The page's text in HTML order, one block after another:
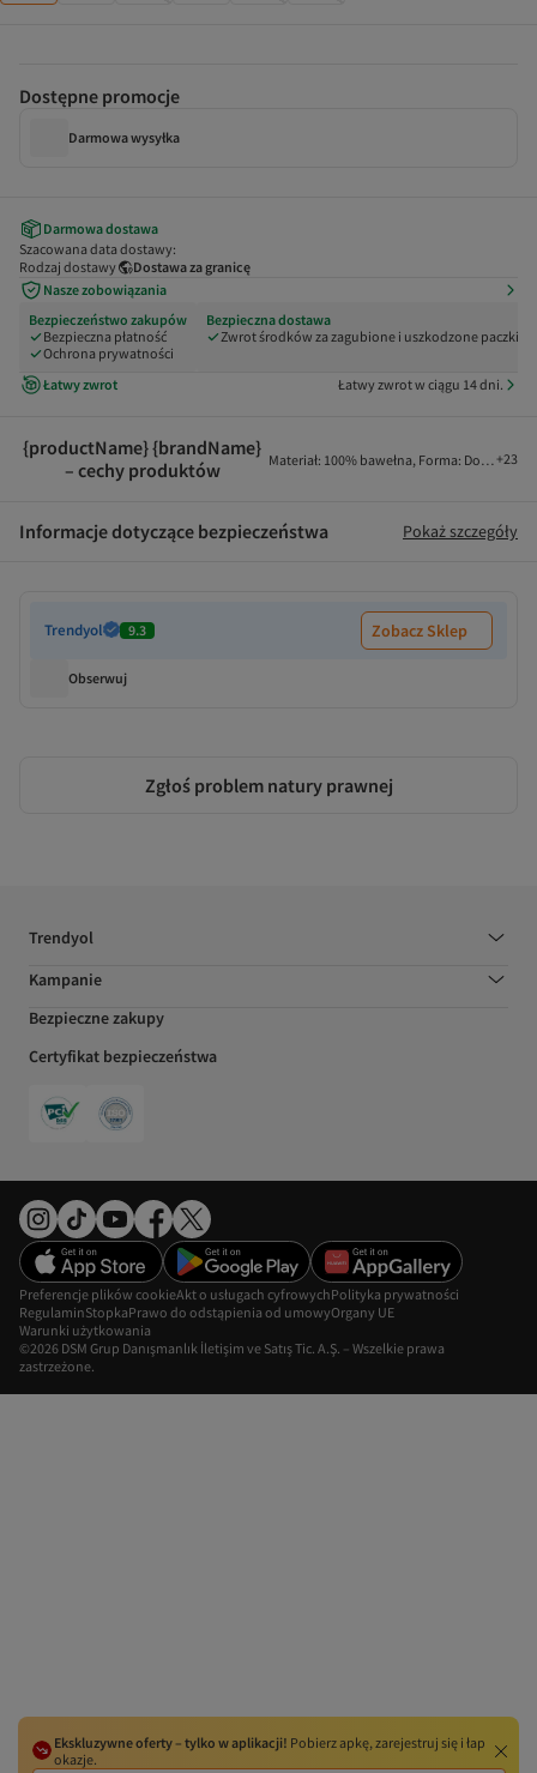
Dostępne promocje
Darmowa wysyłka
Darmowa dostawa
Szacowana data dostawy:
Rodzaj dostawy
Dostawa za granicę
Nasze zobowiązania
Bezpieczeństwo zakupów
Bezpieczna płatność
Ochrona prywatności
Bezpieczna dostawa
Zwrot środków za zagubione i uszkodzone paczki
Łatwy zwrot Łatwy zwrot w ciągu 14 dni.
{productName} {brandName}
– cechy produktów
Materiał: 100% bawełna, Forma: +23
Informacje dotyczące bezpieczeństwa Pokaż szczegóły
Trendyol 9.3 Zobacz Sklep
Obserwuj
Zgłoś problem natury prawnej
Ekskluzywne oferty – tylko w aplikacji! Pobierz apkę, zarejestruj się i łap
okazje.
Trendyol
Kampanie
Bezpieczne zakupy
Certyfikat bezpieczeństwa
©2026 DSM Grup Danışmanlık İletişim ve Satış Tic. A.Ş. – Wszelkie prawa
zastrzeżone.
Preferencje plików cookieAkt o usługach cyfrowychPolityka prywatności
RegulaminStopkaPrawo do odstąpienia od umowyOrgany UE
Warunki użytkowania